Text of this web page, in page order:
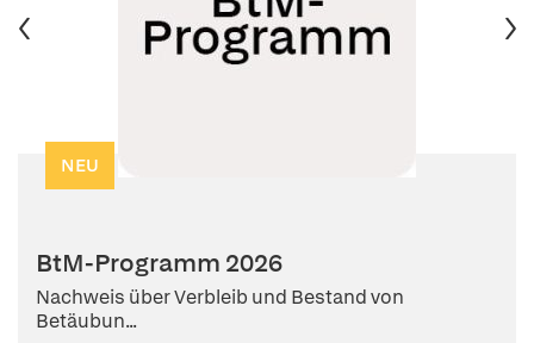
NEU
BtM-Programm 2026
Nachweis über Verbleib und Bestand von
Betäubun...